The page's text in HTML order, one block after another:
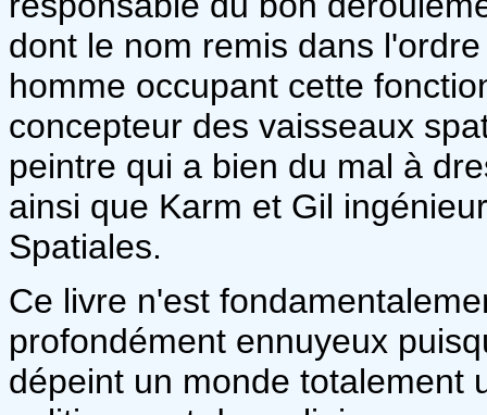
dont le nom remis dans
homme occupant cette
concepteur des vaisseaux
peintre qui a bien du mal à
ainsi que Karm et Gil
Spatiales.
Ce livre n'est
profondément ennuyeux
dépeint un monde totalement